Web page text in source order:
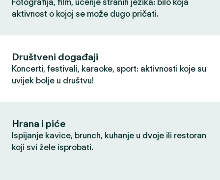
Fotografija, film, učenje stranih jezika: bilo koja
aktivnost o kojoj se može dugo pričati.
Društveni događaji
Koncerti, festivali, karaoke, sport: aktivnosti koje su
uvijek bolje u društvu!
Hrana i piće
Ispijanje kavice, brunch, kuhanje u dvoje ili restoran
koji svi žele isprobati.